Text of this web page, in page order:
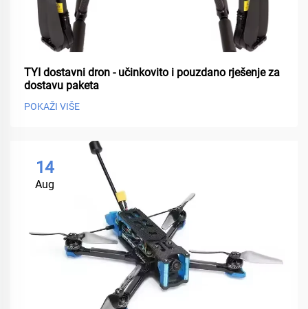
TYI dostavni dron - učinkovito i pouzdano rješenje za
dostavu paketa
POKAŽI VIŠE
14
Aug